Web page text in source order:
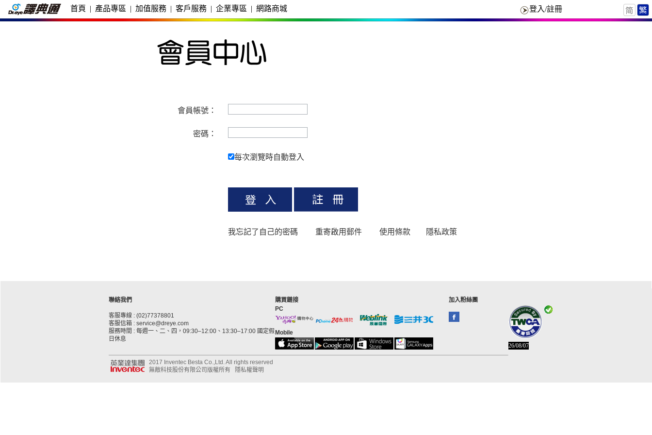
首頁 | 產品專區 | 加值服務 | 客戶服務 | 企業專區 | 網路商城 登入/註冊
會員帳號：
密碼：
每次瀏覽時自動登入
我忘記了自己的密碼 重寄啟用郵件 使用條款 隱私政策
聯絡我們
客服專線 : (02)77378801
客服信箱 : service@dreye.com
服務時間 : 每週一、二、四，09:30–12:00、13:30–17:00 國定假
日休息
購買鏈接
PC
Mobile
加入粉絲團
26/08/07
2017 Inventec Besta Co.,Ltd. All rights reserved
無敵科技股份有限公司版權所有
隱私權聲明